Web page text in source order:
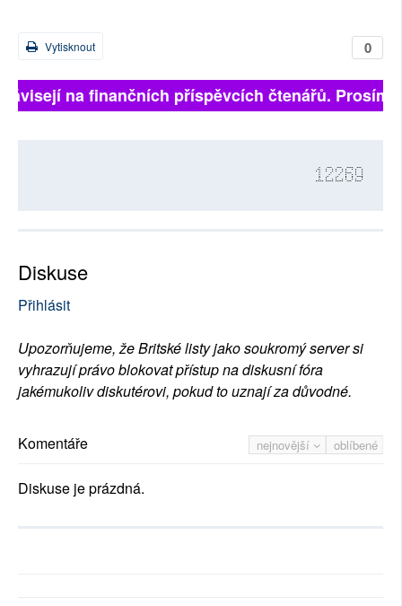
0
Vytisknout
na finančních příspěvcích čtenářů. Prosíme,
12269
Diskuse
Přihlásit
Upozorňujeme, že Britské listy jako soukromý server si
vyhrazují právo blokovat přístup na diskusní fóra
jakémukoliv diskutérovi, pokud to uznají za důvodné.
nejnovější oblíbené
Komentáře
Diskuse je prázdná.